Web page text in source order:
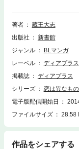
学した彼の前に現れた
いにコミックスで登場！
著者
蔵王大志
出版社
新書館
ジャンル
BLマンガ
レーベル
ディアプラス
掲載誌
ディアプラス
シリーズ
恋は異なも
電子版配信開始日
ファイルサイズ
28.58
作品をシェアする